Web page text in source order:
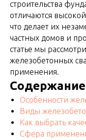
строительства
отличаются
что делает их
частных домов и
статье мы
железобетонных
применения.
Содержание
Особенности
Виды
Как выбрать
Сфера